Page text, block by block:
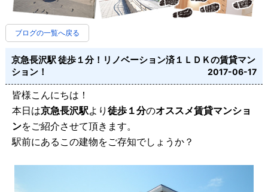
ブログの一覧へ戻る
京急長沢駅 徒歩１分！リノベーション済１ＬＤＫの賃貸マン
ション！
2017-06-17
皆様こんにちは！
本日は京急長沢駅より 徒歩１分のオススメ賃貸マンショ
ンをご紹介させて頂きます。
駅前にあるこの建物をご存知でしょうか？